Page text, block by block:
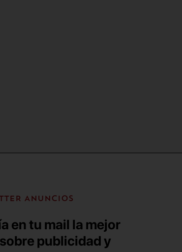
ANUNCIOS
en tu mail la mejor
publicidad y